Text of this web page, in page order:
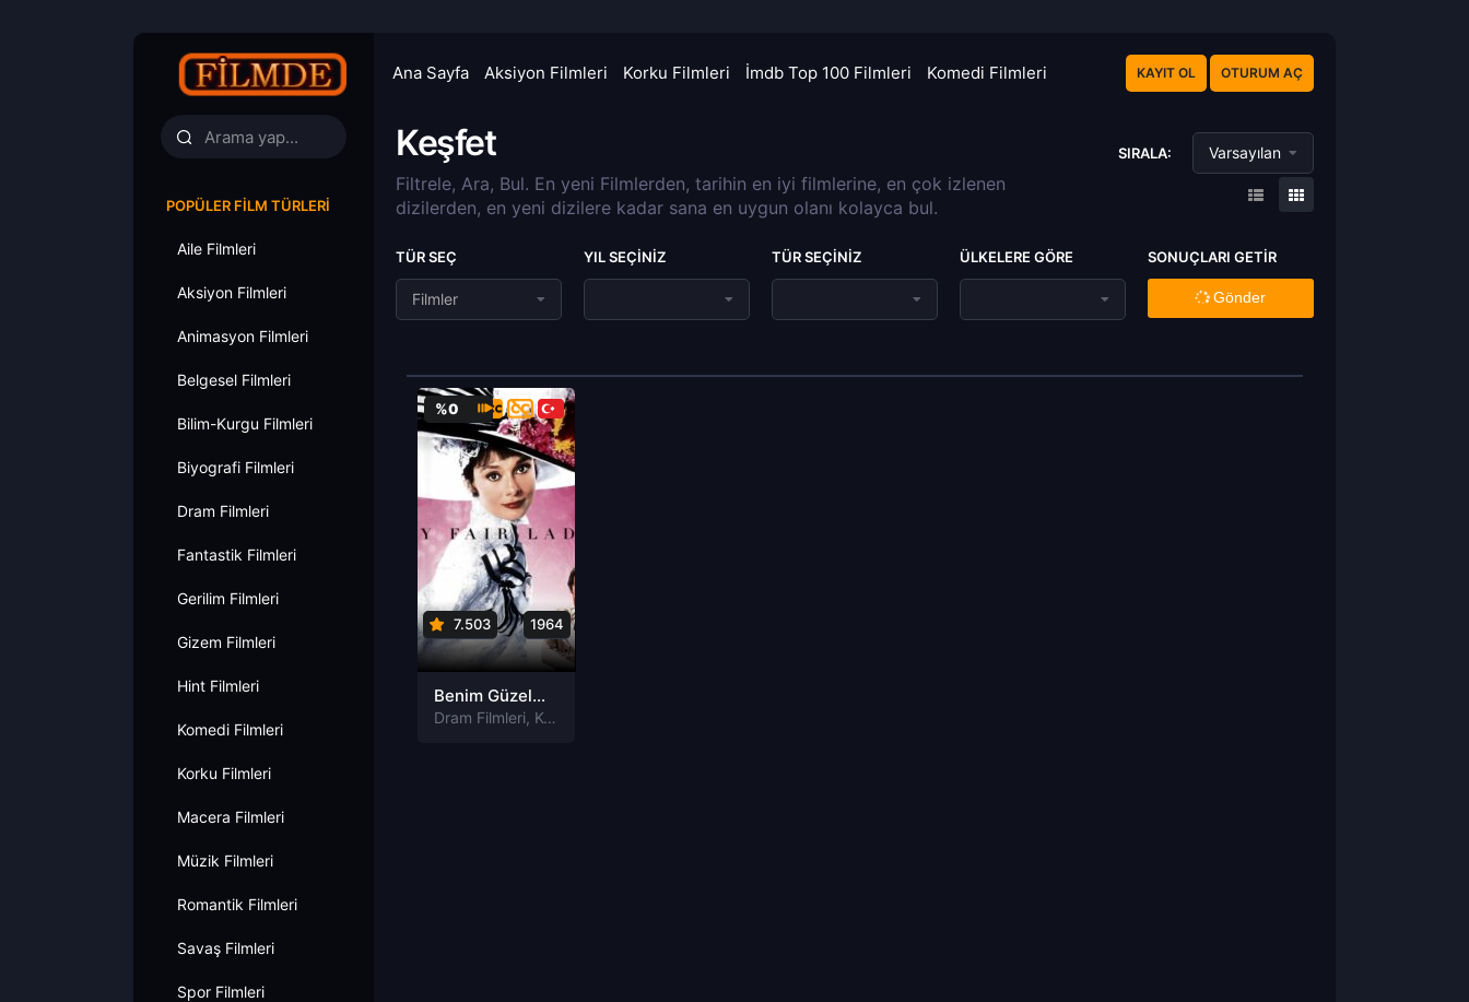
Ana Sayfa Aksiyon Filmleri Korku Filmleri İmdb Top 100 Filmleri Komedi Filmleri KAYIT OL OTURUM AÇ
POPÜLER FILM TÜRLERI
Aile Filmleri
Aksiyon Filmleri
Animasyon Filmleri
Belgesel Filmleri
Bilim-Kurgu Filmleri
Biyografi Filmleri
Dram Filmleri
Fantastik Filmleri
Gerilim Filmleri
Gizem Filmleri
Hint Filmleri
Komedi Filmleri
Korku Filmleri
Macera Filmleri
Müzik Filmleri
Romantik Filmleri
Savaş Filmleri
Spor Filmleri
Keşfet
Filtrele, Ara, Bul. En yeni Filmlerden, tarihin en iyi filmlerine, en çok izlenen
dizilerden, en yeni dizilere kadar sana en uygun olanı kolayca bul.
SIRALA: Varsayılan
TÜR SEÇ
Filmler
YIL SEÇINIZ TÜR SEÇINIZ ÜLKELERE GÖRE SONUÇLARI GETIR
Gönder
%0
7.503 1964
Benim Güzel Meleğim My Fair Lady Tr Dublaj izle
Dram Filmleri, Komedi Filmleri